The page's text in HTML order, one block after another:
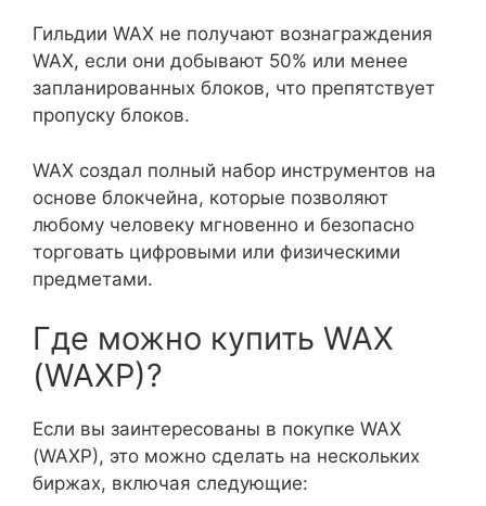
Гильдии WAX не получают вознаграждения
WAX, если они добывают 50% или менее
запланированных блоков, что препятствует
пропуску блоков.
WAX создал полный набор инструментов на
основе блокчейна, которые позволяют
любому человеку мгновенно и безопасно
торговать цифровыми или физическими
предметами.
Где можно купить WAX
(WAXP)?
Если вы заинтересованы в покупке WAX
(WAXP), это можно сделать на нескольких
биржах, включая следующие: